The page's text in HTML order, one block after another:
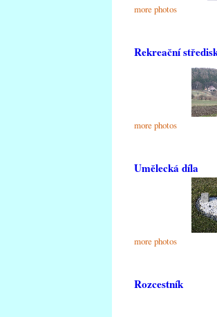
more photos
Rekreační
more photos
Umělecká díla
more photos
Rozcestník